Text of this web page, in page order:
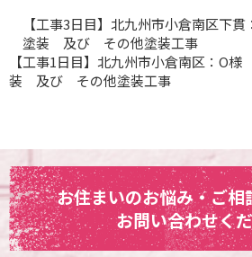
【工事3日目】北九州市小倉南区下
塗装 及び その他塗装工事
【工事1日目】北九州市小倉南区：O
装 及び その他塗装工事
お住まいのお悩み・ご相
お問い合わせく